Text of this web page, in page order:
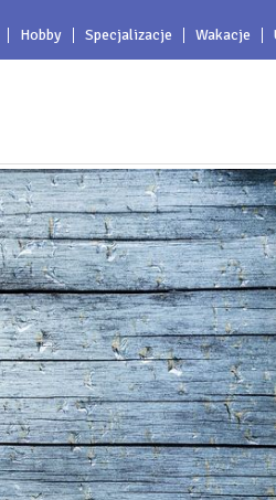
Hobby Specjalizacje Wakacje